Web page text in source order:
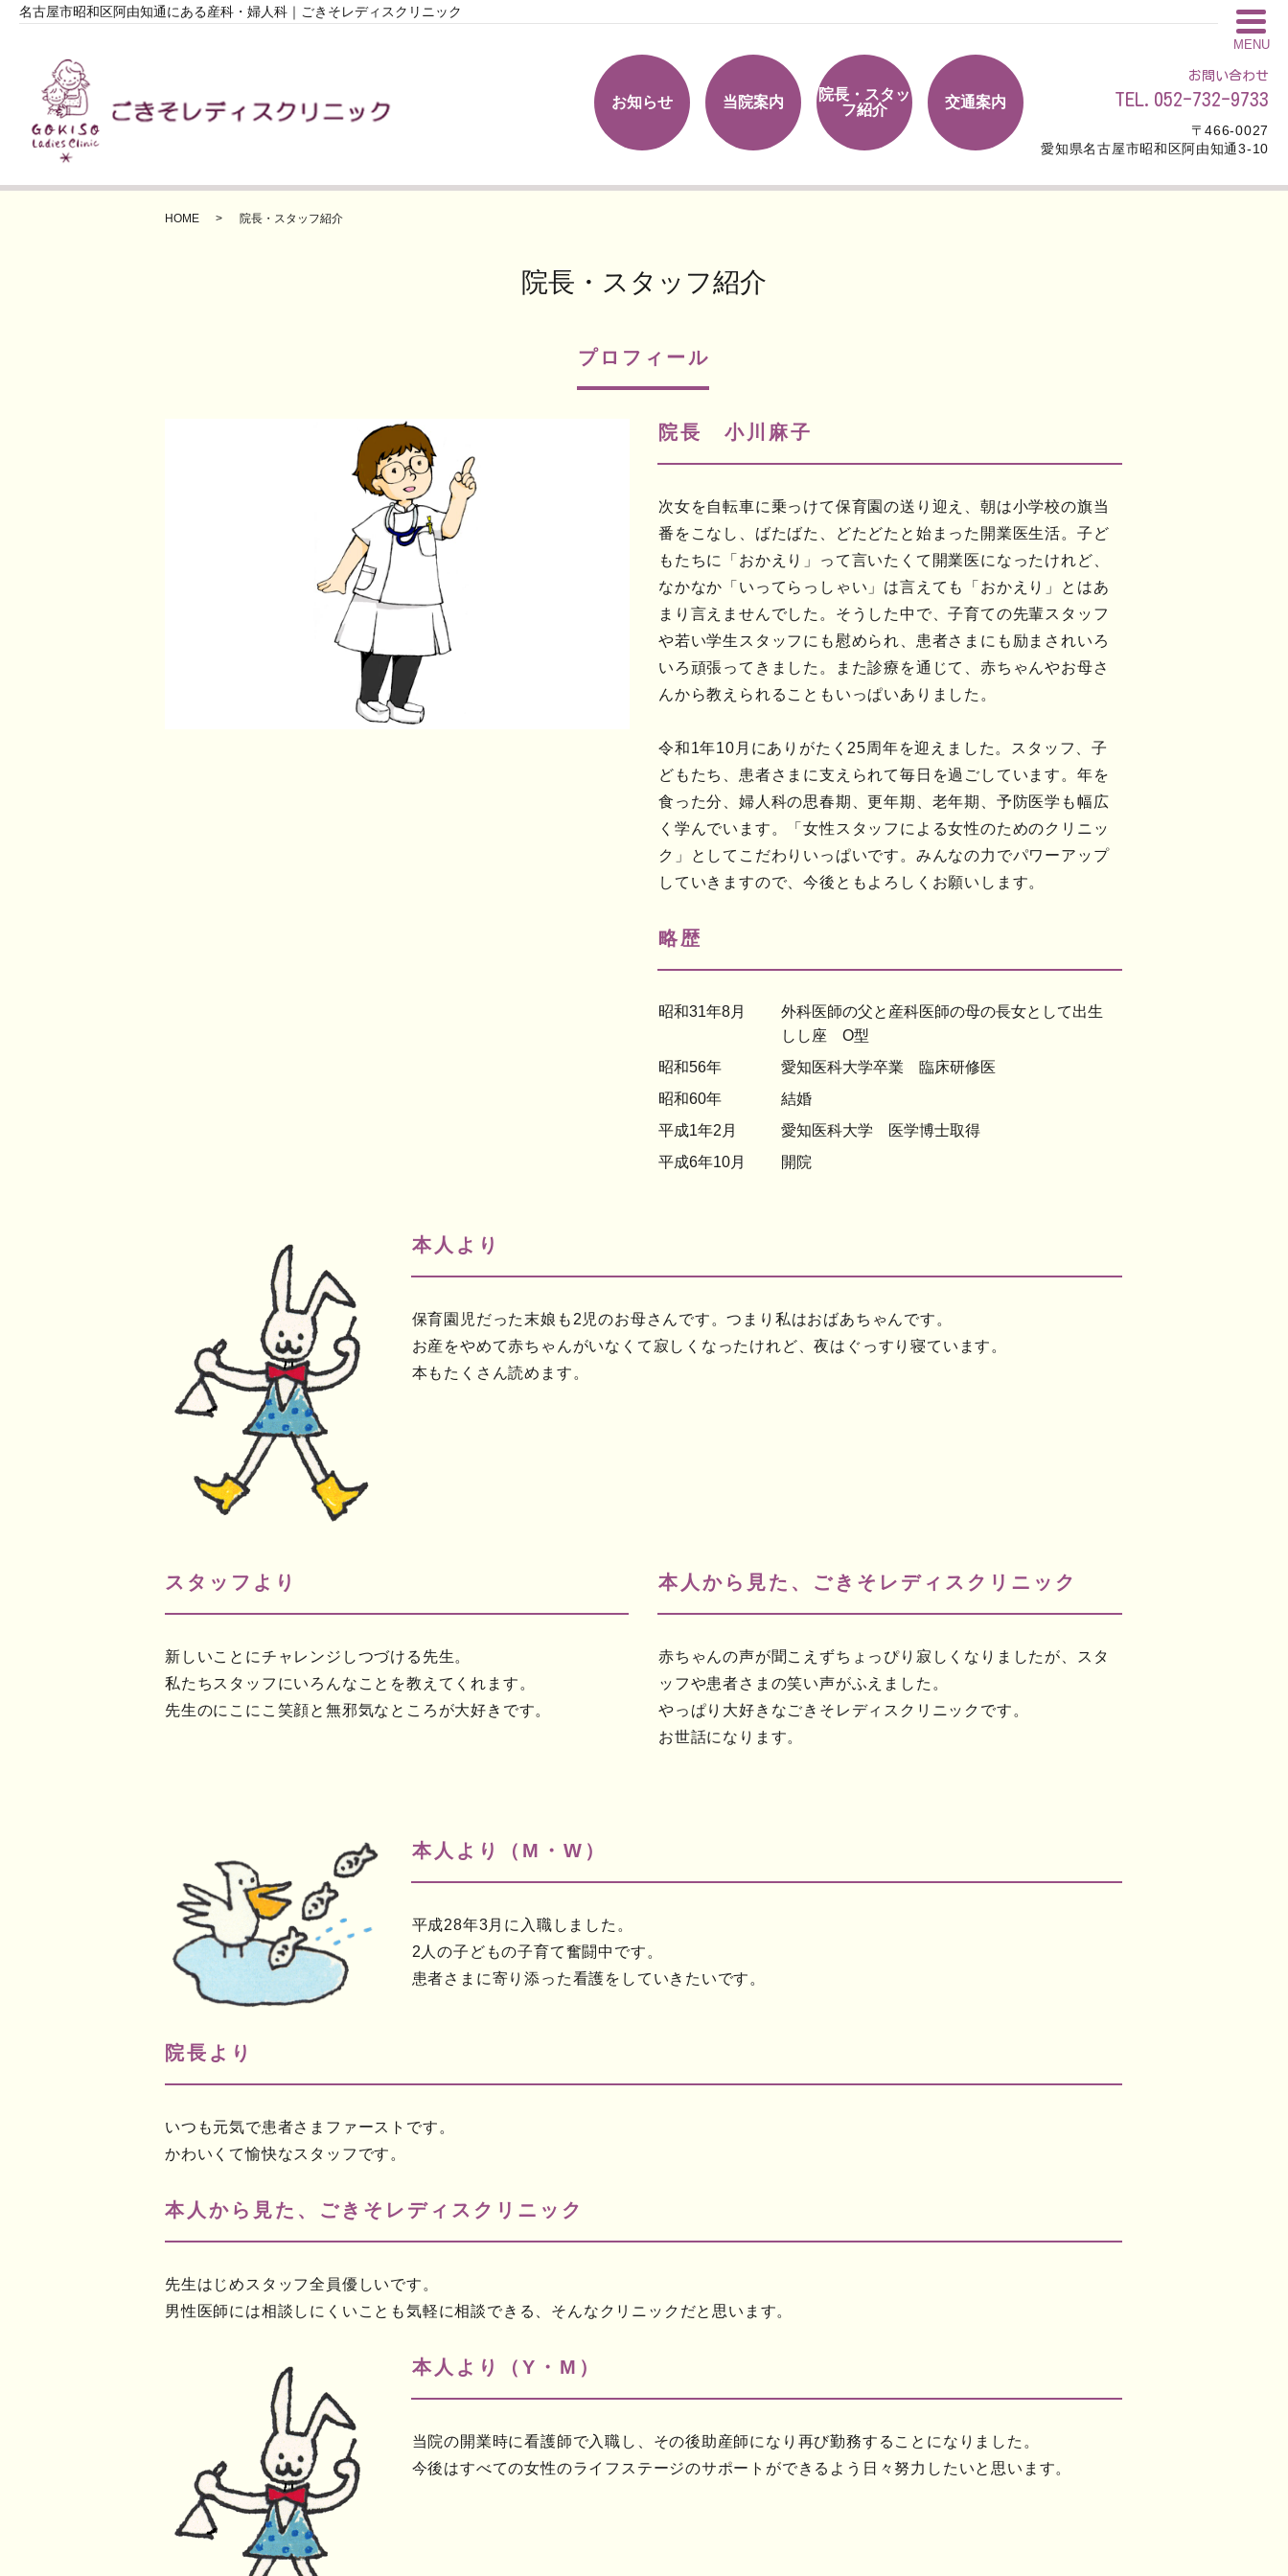
名古屋市昭和区阿由知通にある産科・婦人科｜ごきそレディスクリニック
お知らせ 当院案内
院長・スタッ
フ紹介
交通案内
MENU
お問い合わせ
TEL.052-732-9733
〒466-0027
愛知県名古屋市昭和区阿由知通3-10
HOME 院長・スタッフ紹介
院長・スタッフ紹介
プロフィール
院長 小川麻子
次女を自転車に乗っけて保育園の送り迎え、朝は小学校の旗当
番をこなし、ばたばた、どたどたと始まった開業医生活。子ど
もたちに「おかえり」って言いたくて開業医になったけれど、
なかなか「いってらっしゃい」は言えても「おかえり」とはあ
まり言えませんでした。そうした中で、子育ての先輩スタッフ
や若い学生スタッフにも慰められ、患者さまにも励まされいろ
いろ頑張ってきました。また診療を通じて、赤ちゃんやお母さ
んから教えられることもいっぱいありました。
令和1年10月にありがたく25周年を迎えました。スタッフ、子
どもたち、患者さまに支えられて毎日を過ごしています。年を
食った分、婦人科の思春期、更年期、老年期、予防医学も幅広
く学んでいます。「女性スタッフによる女性のためのクリニッ
ク」としてこだわりいっぱいです。みんなの力でパワーアップ
していきますので、今後ともよろしくお願いします。
略歴
昭和31年8月
外科医師の父と産科医師の母の長女として出生
しし座 O型
昭和56年
愛知医科大学卒業 臨床研修医
昭和60年
結婚
平成1年2月
愛知医科大学 医学博士取得
平成6年10月
開院
本人より
保育園児だった末娘も2児のお母さんです。つまり私はおばあちゃんです。
お産をやめて赤ちゃんがいなくて寂しくなったけれど、夜はぐっすり寝ています。
本もたくさん読めます。
スタッフより
新しいことにチャレンジしつづける先生。
私たちスタッフにいろんなことを教えてくれます。
先生のにこにこ笑顔と無邪気なところが大好きです。
本人から見た、ごきそレディスクリニック
赤ちゃんの声が聞こえずちょっぴり寂しくなりましたが、スタ
ッフや患者さまの笑い声がふえました。
やっぱり大好きなごきそレディスクリニックです。
お世話になります。
本人より（M・W）
平成28年3月に入職しました。
2人の子どもの子育て奮闘中です。
患者さまに寄り添った看護をしていきたいです。
院長より
いつも元気で患者さまファーストです。
かわいくて愉快なスタッフです。
本人から見た、ごきそレディスクリニック
先生はじめスタッフ全員優しいです。
男性医師には相談しにくいことも気軽に相談できる、そんなクリニックだと思います。
本人より（Y・M）
当院の開業時に看護師で入職し、その後助産師になり再び勤務することになりました。
今後はすべての女性のライフステージのサポートができるよう日々努力したいと思います。